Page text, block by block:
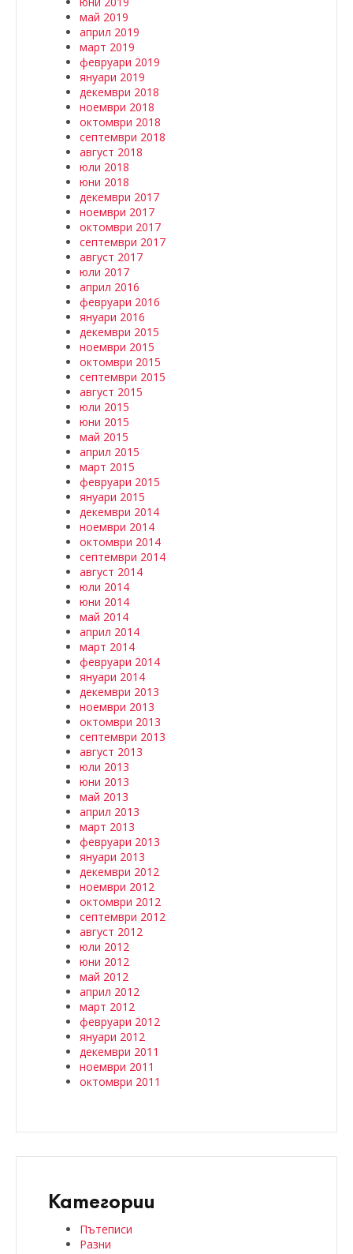
май 2019
април 2019
март 2019
февруари 2019
януари 2019
декември 2018
ноември 2018
октомври 2018
септември 2018
август 2018
юли 2018
юни 2018
декември 2017
ноември 2017
октомври 2017
септември 2017
август 2017
юли 2017
април 2016
февруари 2016
януари 2016
декември 2015
ноември 2015
октомври 2015
септември 2015
август 2015
юли 2015
юни 2015
май 2015
април 2015
март 2015
февруари 2015
януари 2015
декември 2014
ноември 2014
октомври 2014
септември 2014
август 2014
юли 2014
юни 2014
май 2014
април 2014
март 2014
февруари 2014
януари 2014
декември 2013
ноември 2013
октомври 2013
септември 2013
август 2013
юли 2013
юни 2013
май 2013
април 2013
март 2013
февруари 2013
януари 2013
декември 2012
ноември 2012
октомври 2012
септември 2012
август 2012
юли 2012
юни 2012
май 2012
април 2012
март 2012
февруари 2012
януари 2012
декември 2011
ноември 2011
октомври 2011
Категории
Пътеписи
Разни